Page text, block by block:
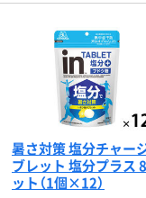
暑さ対策 塩分チャー
ブレット 塩分プラス
ット（1個×12）